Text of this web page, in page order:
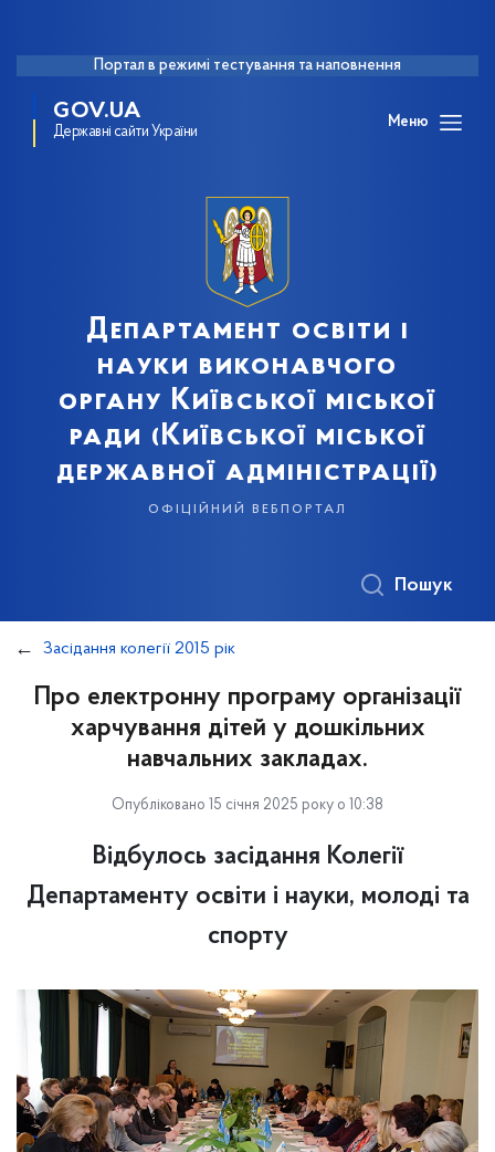
Портал в режимі тестування та наповнення
GOV.UA
Державні сайти України
Меню
Департамент освіти і
науки виконавчого
органу Київської міської
ради (Київської міської
державної адміністрації)
офіційний вебпортал
Пошук
Засідання колегії 2015 рік
Про електронну програму організації
харчування дітей у дошкільних
навчальних закладах.
Опубліковано 15 січня 2025 року о 10:38
Відбулось засідання Колегії
Департаменту освіти і науки, молоді та
спорту